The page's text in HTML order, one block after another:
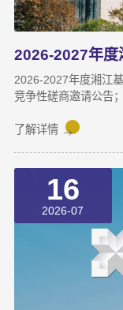
2026-2027年度湘江
竞争性磋商邀请公告
和麓谷基金广场电子
基金小镇和麓谷基金
HNHZ-CS-
基本概况介绍：
了解详情
16
2026-07